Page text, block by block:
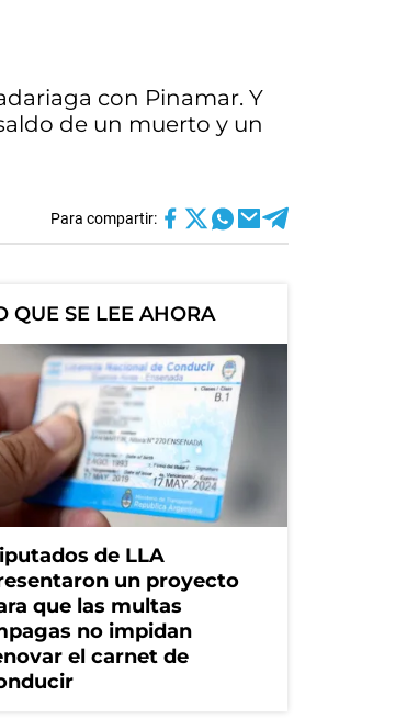
con Pinamar. Y
de un muerto y un
Para compartir:
QUE SE LEE AHORA
de LLA
un proyecto
que las multas
no impidan
el carnet de